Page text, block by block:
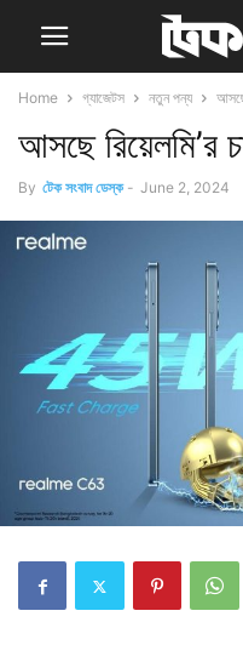
Home গ্যাজেটস নতুন পন্য আসছে
আসছে রিয়েলমি’র
By টেক সংবাদ ডেস্ক - June 2, 2024